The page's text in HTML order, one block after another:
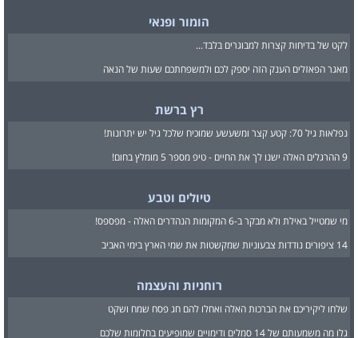
הומור ופנאי
לקט של בדיחות קצרות למבוגרים בלבד...
מאגר הפאזלים הענק הזה יספק לכם ולמשפחתכם שעות של הנאה
רץ ברשת
נפלאות גיל 70: קטע קצר ומשעשע שמוכיח שלכל גיל יש יתרונות!
9 ההרגלים האלה ישנו לך את החיים - טיפ מספר 5 מומלץ בחום!
טיולים וטבע
מי שמטייל באילת ולא מבקר ב-6 המקומות הנהדרים האלה - מפספס!
14 ציפורים נודדות צבעוניות שמקשטות את שמי הארץ בימי האביב
רוחניות והעצמה
שלחו ליקיריכם את הברכות האלה ואחלו להם חג פסח שמח ושקט
גלו מה משמעותם של 14 סמלים ודימויים שמופיעים בחלומות שלכם